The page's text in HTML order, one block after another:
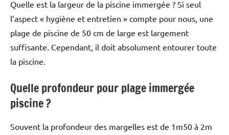
Quelle est la largeur de la piscine immergée ? Si seul
l’aspect « hygiène et entretien » compte pour nous, une
plage de piscine de 50 cm de large est largement
suffisante. Cependant, il doit absolument entourer toute
la piscine.
Quelle profondeur pour plage immergée
piscine ?
Souvent la profondeur des margelles est de 1m50 à 2m